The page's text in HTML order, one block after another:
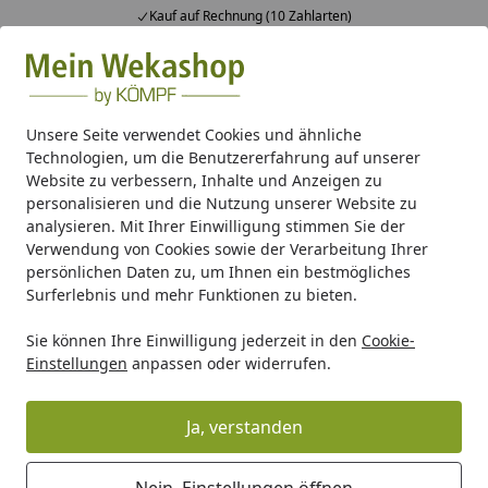
Unsere Seite verwendet Cookies und ähnliche
Technologien, um die Benutzererfahrung auf unserer
Website zu verbessern, Inhalte und Anzeigen zu
personalisieren und die Nutzung unserer Website zu
analysieren. Mit Ihrer Einwilligung stimmen Sie der
Verwendung von Cookies sowie der Verarbeitung Ihrer
persönlichen Daten zu, um Ihnen ein bestmögliches
Surferlebnis und mehr Funktionen zu bieten.
Sie können Ihre Einwilligung jederzeit in den Cookie-
Einstellungen anpassen oder widerrufen.
Ja, verstanden
Kauf auf Rechnung (10 Zahlarten)
Alle Produkte
Mein Konto
Suchen
Startseite
Gartenhaus Holz Gartenhaus nach Dachformen
Weka 45 mm Gartenhaus 139 A mit
Vordach (60 cm)